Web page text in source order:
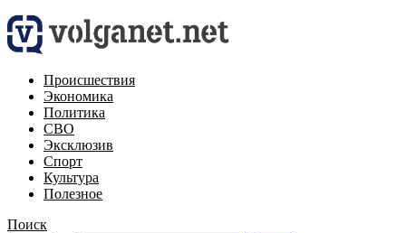
Происшествия
Экономика
Политика
СВО
Эксклюзив
Спорт
Культура
Полезное
Поиск